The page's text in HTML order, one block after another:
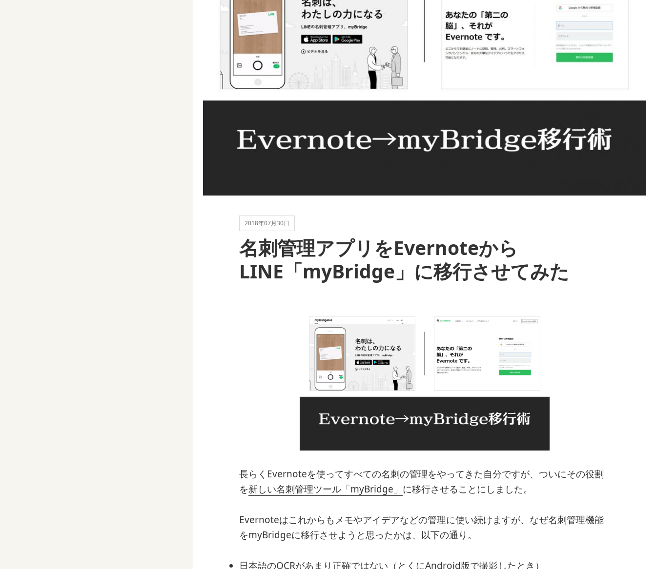
2018年07月30日
名刺管理アプリをEvernoteから
LINE「myBridge」に移行させてみた
長らくEvernoteを使ってすべての名刺の管理をやってきた自分ですが、ついにその役割
を新しい名刺管理ツール「myBridge」 に移行させることにしました。
Evernoteはこれからもメモやアイデアなどの管理に使い続けますが、なぜ名刺管理機能
をmyBridgeに移行させようと思ったかは、以下の通り。
日本語のOCRがあまり正確ではない（とくにAndroid版で撮影したとき）